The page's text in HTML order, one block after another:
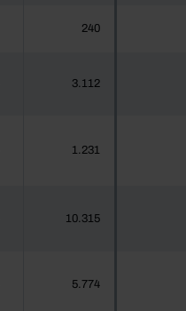
240
3.112
1.231
10.315
5.774